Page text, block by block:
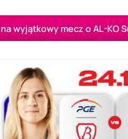
wyjątkowy mecz o AL-KO